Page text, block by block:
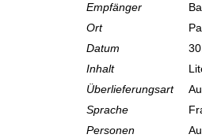
Empfänger
Ort
Datum
Inhalt
Überlieferungsart
Sprache
Personen